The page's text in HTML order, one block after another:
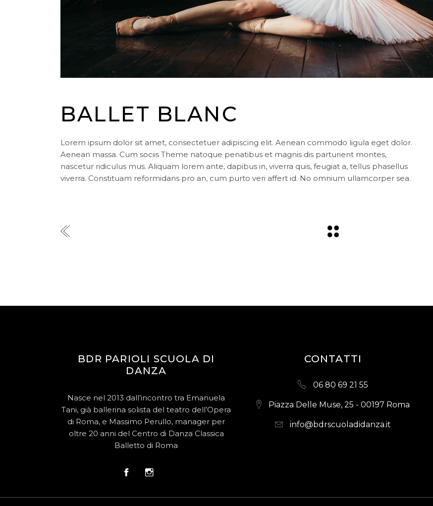
BALLET BLANC
Lorem ipsum dolor sit amet, consectetuer adipiscing elit. Aenean commodo ligula eget dolor.
Aenean massa. Cum sociis Theme natoque penatibus et magnis dis parturient montes,
nascetur ridiculus mus. Aliquam lorem ante, dapibus in, viverra quis, feugiat a, tellus phasellus
viverra. Constituam reformidans pro an, cum purto veri affert id. No omnium ullamcorper sea.
BDR PARIOLI SCUOLA DI
DANZA
Nasce nel 2013 dall’incontro tra Emanuela
Tani, già ballerina solista del teatro dell’Opera
di Roma, e Massimo Perullo, manager per
oltre 20 anni del Centro di Danza Classica
Balletto di Roma
CONTATTI
06 80 69 21 55
Piazza Delle Muse, 25 - 00197 Roma
info@bdrscuoladidanza.it